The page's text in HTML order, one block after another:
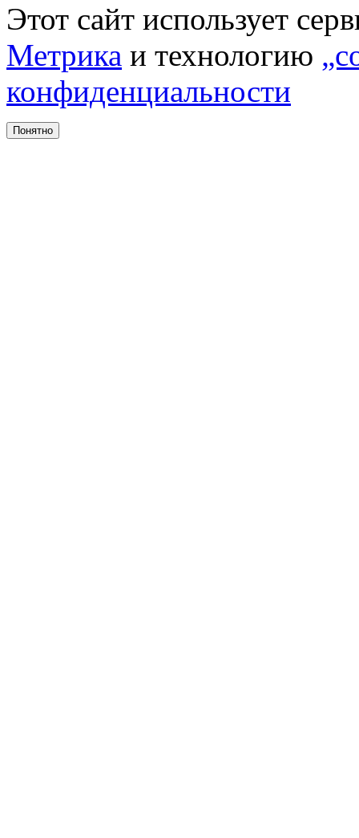
Этот сайт использует
Метрика и технологию
конфиденциальности
Понятно